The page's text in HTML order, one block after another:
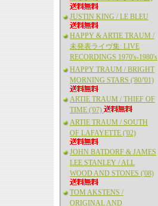
JUSTIN KING / LE BLEU
HAPPY & ARTIE TRAUM /
未発表ライヴ集: LIVE
RECORDINGS 1970's-1980's
HAPPY TRAUM / BRIGHT
MORNING STARS ('80/'01)
ARTIE TRAUM / THIEF OF
TIME ('07)
ARTIE TRAUM / SOUTH
OF LAFAYETTE ('02)
JOHN BATDORF & JAMES
LEE STANLEY / ALL
WOOD AND STONES ('08)
TOM AKSTENS /
ORIGINAL AND